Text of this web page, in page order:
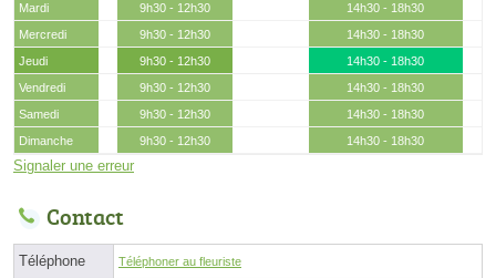
Mardi
9h30 - 12h30
14h30 - 18h30
Mercredi
9h30 - 12h30
14h30 - 18h30
Jeudi
9h30 - 12h30
14h30 - 18h30
Vendredi
9h30 - 12h30
14h30 - 18h30
Samedi
9h30 - 12h30
14h30 - 18h30
Dimanche
9h30 - 12h30 14h30 - 18h30
Signaler une erreur
Contact
Téléphone Téléphoner au fleuriste